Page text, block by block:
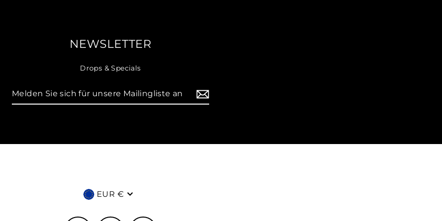
NEWSLETTER
Drops & Specials
Währung
EUR €